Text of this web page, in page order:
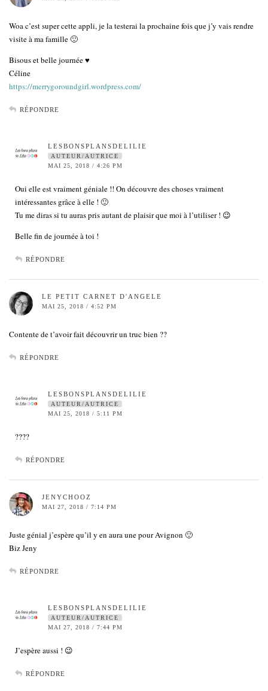
Woa c’est super cette appli, je la testerai la prochaine fois que j’y vais rendre
visite à ma famille 🙂
Bisous et belle journée ♥
Céline
https://merrygoroundgirl.wordpress.com/
RÉPONDRE
LESBONSPLANSDELILIE
AUTEUR/AUTRICE
MAI 25, 2018 / 4:26 PM
Oui elle est vraiment géniale !! On découvre des choses vraiment
intéressantes grâce à elle ! 🙂
Tu me diras si tu auras pris autant de plaisir que moi à l’utiliser ! 😉
Belle fin de journée à toi !
RÉPONDRE
LE PETIT CARNET D'ANGELE
MAI 25, 2018 / 4:52 PM
Contente de t’avoir fait découvrir un truc bien ??
RÉPONDRE
LESBONSPLANSDELILIE
AUTEUR/AUTRICE
MAI 25, 2018 / 5:11 PM
????
RÉPONDRE
JENYCHOOZ
MAI 27, 2018 / 7:14 PM
Juste génial j’espère qu’il y en aura une pour Avignon 🙂
Biz Jeny
RÉPONDRE
LESBONSPLANSDELILIE
AUTEUR/AUTRICE
MAI 27, 2018 / 7:44 PM
J’espère aussi ! 😉
RÉPONDRE